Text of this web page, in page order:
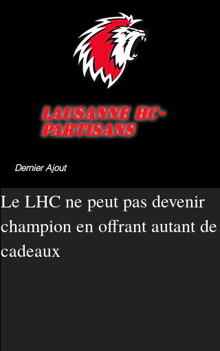
Lausanne HC-
Partisans
Dernier Ajout
Le LHC ne peut pas devenir
champion en offrant autant de
cadeaux